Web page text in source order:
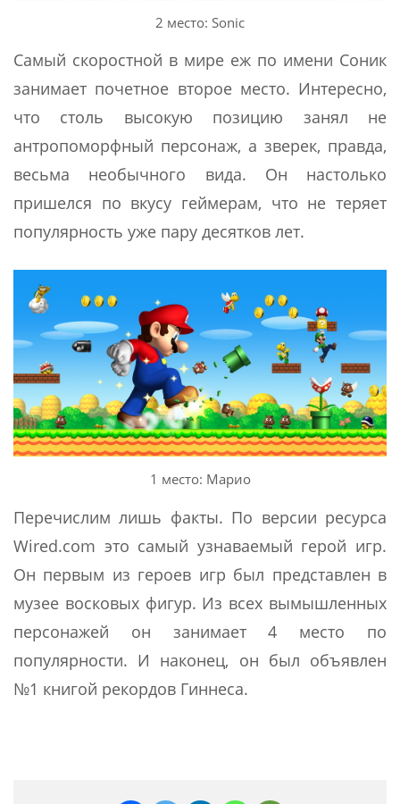
2 место: Sonic
Самый скоростной в мире еж по имени Соник
занимает почетное второе место. Интересно,
что столь высокую позицию занял не
антропоморфный персонаж, а зверек, правда,
весьма необычного вида. Он настолько
пришелся по вкусу геймерам, что не теряет
популярность уже пару десятков лет.
1 место: Марио
Перечислим лишь факты. По версии ресурса
Wired.com это самый узнаваемый герой игр.
Он первым из героев игр был представлен в
музее восковых фигур. Из всех вымышленных
персонажей он занимает 4 место по
популярности. И наконец, он был объявлен
№1 книгой рекордов Гиннеса.